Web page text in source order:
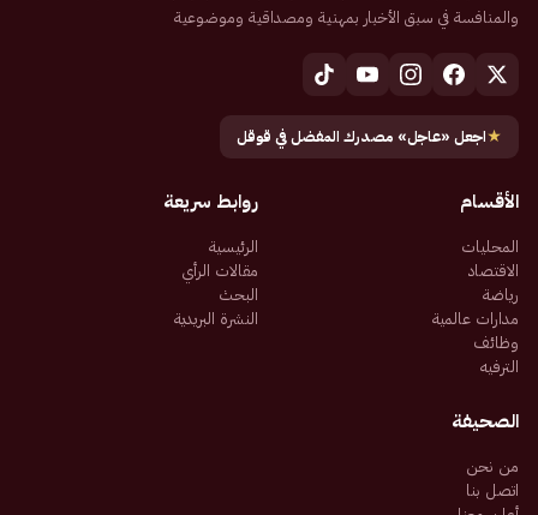
والمنافسة في سبق الأخبار بمهنية ومصداقية وموضوعية
★اجعل «عاجل» مصدرك المفضل في قوقل
الأقسام
المحليات
الاقتصاد
رياضة
مدارات عالمية
وظائف
الترفيه
روابط سريعة
الرئيسية
مقالات الرأي
البحث
النشرة البريدية
الصحيفة
من نحن
اتصل بنا